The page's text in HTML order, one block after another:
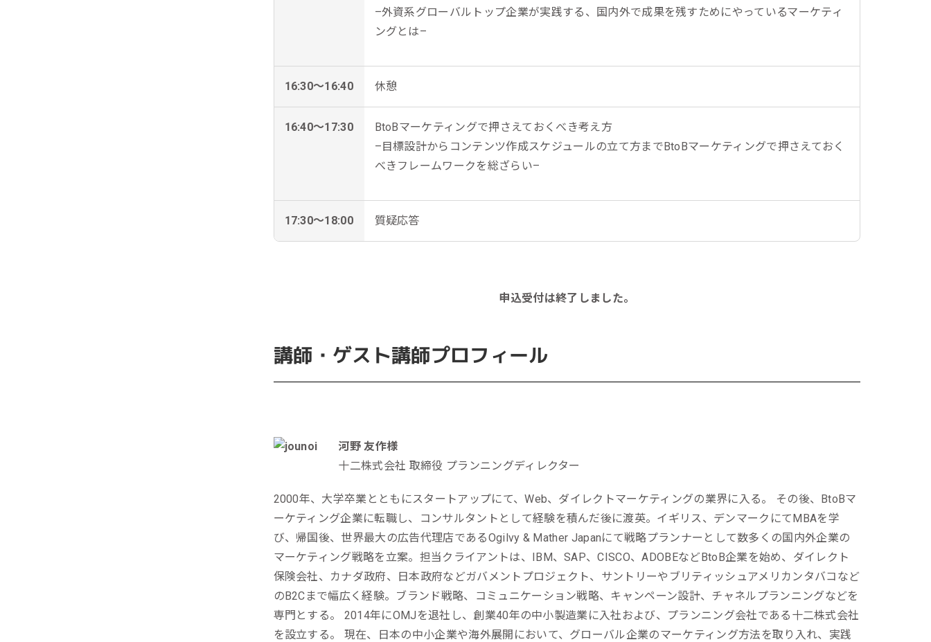
–外資系グローバルトップ企業が実践する、国内外で成果を残すためにやっているマーケティ
ングとは–
16:30～16:40 休憩
16:40～17:30
BtoBマーケティングで押さえておくべき考え方
–目標設計からコンテンツ作成スケジュールの立て方までBtoBマーケティングで押さえておく
べきフレームワークを総ざらい–
17:30～18:00 質疑応答
申込受付は終了しました。
講師・ゲスト講師プロフィール
河野 友作様
十二株式会社 取締役 プランニングディレクター
2000年、大学卒業とともにスタートアップにて、Web、ダイレクトマーケティングの業界に入る。 その後、BtoBマ
ーケティング企業に転職し、コンサルタントとして経験を積んだ後に渡英。イギリス、デンマークにてMBAを学
び、帰国後、世界最大の広告代理店であるOgilvy & Mather Japanにて戦略プランナーとして数多くの国内外企業の
マーケティング戦略を立案。担当クライアントは、IBM、SAP、CISCO、ADOBEなどBtoB企業を始め、ダイレクト
保険会社、カナダ政府、日本政府などガバメントプロジェクト、サントリーやブリティッシュアメリカンタバコなど
のB2Cまで幅広く経験。ブランド戦略、コミュニケーション戦略、キャンペーン設計、チャネルプランニングなどを
専門とする。 2014年にOMJを退社し、創業40年の中小製造業に入社および、プランニング会社である十二株式会社
を設立する。 現在、日本の中小企業や海外展開において、グローバル企業のマーケティング方法を取り入れ、実践